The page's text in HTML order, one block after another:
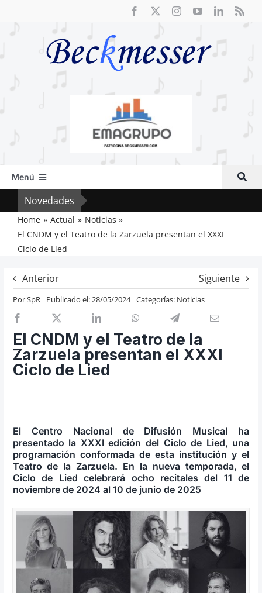
Menú
Inicio
Actual
Artículos
Previos de ópera
Entrevistas
Recomendación
Cosas de Beckmesser
Nosotros y privacidad
Buscar:
Novedades
Home Actual
Noticias
El CNDM y el Teatro de la Zarzuela presentan el XXXI
Ciclo de Lied
Anterior Siguiente
PorSpR Publicado el: 28/05/2024 Categorías: Noticias
El CNDM y el Teatro de la
Zarzuela presentan el XXXI
Ciclo de Lied
El Centro Nacional de Difusión Musical ha
presentado la XXXI edición del Ciclo de Lied, una
programación conformada de esta institución y el
Teatro de la Zarzuela. En la nueva temporada, el
Ciclo de Lied celebrará ocho recitales del 11 de
noviembre de 2024 al 10 de junio de 2025